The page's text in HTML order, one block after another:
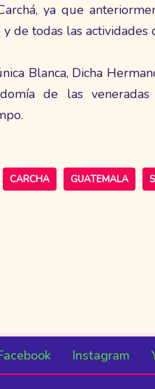
ya que
de todas las actividades
Blanca, Dicha
de las veneradas
CARCHA GUATEMALA
Instagram